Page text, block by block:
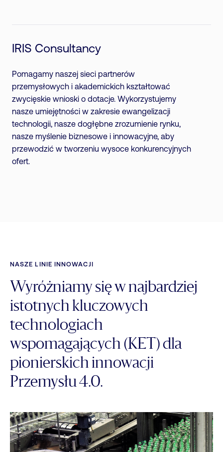
IRIS Consultancy
Pomagamy naszej sieci partnerów
przemysłowych i akademickich kształtować
zwycięskie wnioski o dotacje. Wykorzystujemy
nasze umiejętności w zakresie ewangelizacji
technologii, nasze dogłębne zrozumienie rynku,
nasze myślenie biznesowe i innowacyjne, aby
przewodzić w tworzeniu wysoce konkurencyjnych
ofert.
NASZE LINIE INNOWACJI
Wyróżniamy się w najbardziej
istotnych kluczowych
technologiach
wspomagających (KET) dla
pionierskich innowacji
Przemysłu 4.0.